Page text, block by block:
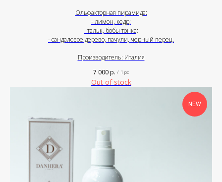
Ольфакторная пирамида:
- лимон, кедр;
- тальк, бобы тонка;
- сандаловое дерево, пачули, черный перец.
Производитель: Италия
7 000р. / 1 pc
Out of stock
NEW